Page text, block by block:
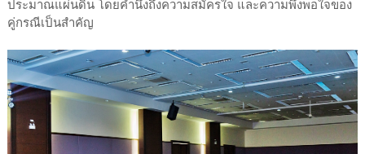
ประมาณแผ่นดิน โดยคำนึงถึงความสมัครใจ และความพึงพอใจของ
คู่กรณีเป็นสำคัญ